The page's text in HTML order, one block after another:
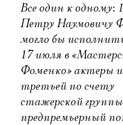
Все один к одному:
Петру Наумовичу
могло бы
17 июля в
Фоменко» актеры
третьей по счету
стажерской
предпремьерный